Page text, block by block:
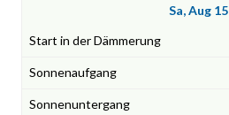
Sa, Aug 15